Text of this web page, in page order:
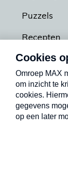
Puzzels
Recepten
Podcasts